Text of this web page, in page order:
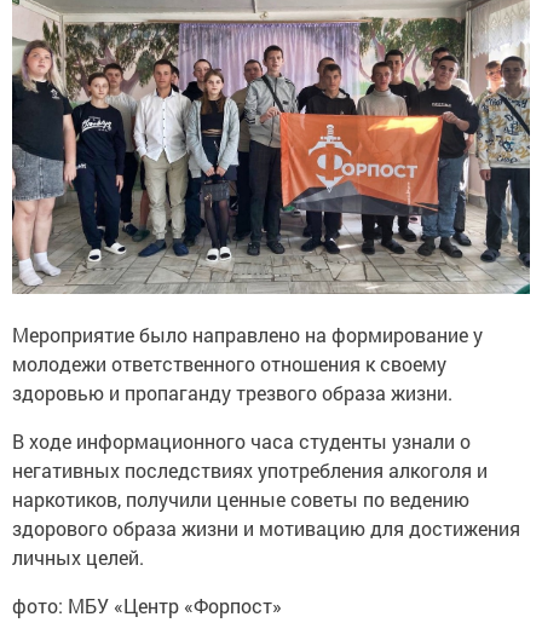
Мероприятие было направлено на формирование у
молодежи ответственного отношения к своему
здоровью и пропаганду трезвого образа жизни.
В ходе информационного часа студенты узнали о
негативных последствиях употребления алкоголя и
наркотиков, получили ценные советы по ведению
здорового образа жизни и мотивацию для достижения
личных целей.
фото: МБУ «Центр «Форпост»